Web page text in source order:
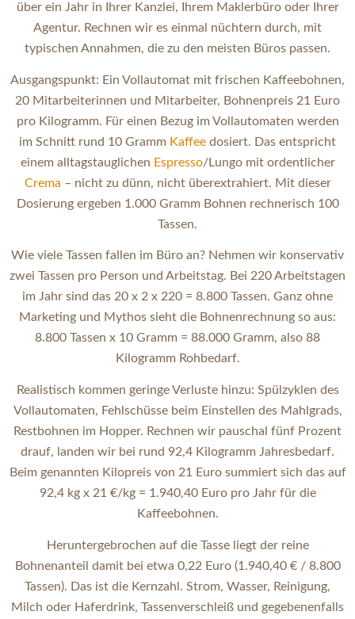
über ein Jahr in Ihrer Kanzlei, Ihrem Maklerbüro oder Ihrer
Agentur. Rechnen wir es einmal nüchtern durch, mit
typischen Annahmen, die zu den meisten Büros passen.
Ausgangspunkt: Ein Vollautomat mit frischen Kaffeebohnen,
20 Mitarbeiterinnen und Mitarbeiter, Bohnenpreis 21 Euro
pro Kilogramm. Für einen Bezug im Vollautomaten werden
im Schnitt rund 10 Gramm Kaffee dosiert. Das entspricht
einem alltagstauglichen Espresso/Lungo mit ordentlicher
Crema – nicht zu dünn, nicht überextrahiert. Mit dieser
Dosierung ergeben 1.000 Gramm Bohnen rechnerisch 100
Tassen.
Wie viele Tassen fallen im Büro an? Nehmen wir konservativ
zwei Tassen pro Person und Arbeitstag. Bei 220 Arbeitstagen
im Jahr sind das 20 x 2 x 220 = 8.800 Tassen. Ganz ohne
Marketing und Mythos sieht die Bohnenrechnung so aus:
8.800 Tassen x 10 Gramm = 88.000 Gramm, also 88
Kilogramm Rohbedarf.
Realistisch kommen geringe Verluste hinzu: Spülzyklen des
Vollautomaten, Fehlschüsse beim Einstellen des Mahlgrads,
Restbohnen im Hopper. Rechnen wir pauschal fünf Prozent
drauf, landen wir bei rund 92,4 Kilogramm Jahresbedarf.
Beim genannten Kilopreis von 21 Euro summiert sich das auf
92,4 kg x 21 €/kg = 1.940,40 Euro pro Jahr für die
Kaffeebohnen.
Heruntergebrochen auf die Tasse liegt der reine
Bohnenanteil damit bei etwa 0,22 Euro (1.940,40 € / 8.800
Tassen). Das ist die Kernzahl. Strom, Wasser, Reinigung,
Milch oder Haferdrink, Tassenverschleiß und gegebenenfalls